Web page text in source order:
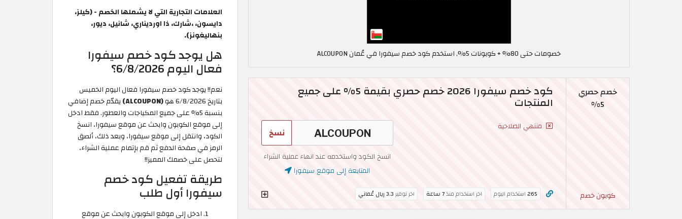
خصومات حتى 80% + كوبونات 5%, استخدم كود خصم سيفورا في عُمان ALCOUPON
خصم حصري
5%
كوبون خصم
كود خصم سيفورا 2026 خصم حصري بقيمة 5% على جميع
المنتجات
منتهي الصلاحية نسخ
انسخ الكود واستخدمه عند انهاء عملية الشراء
المتابعة إلى موقع سيفورا
265استخدام اليوم اخر استخدام منذ7 ساعة اخر توفير3.3 ريال عُماني
العلامات التجارية التي لا يشملها الخصم - (كيلز،
دايسون، ،شارك، ذا اورديناري، شانيل، ديور،
بنهاليغونز).
هل يوجد كود خصم سيفورا
فعال اليوم 6/8/2026؟
نعم!! يوجد كود خصم سيفورا فعال اليوم الخميس
بتاريخ 6/8/2026 هو
(ALCOUPON)
يقدّم خصم إضافي
بنسبة 5% على جميع المكياجات والعطور. فقط ادخل
إلى موقع الكوبون وابحث عن موقع سيفورا، انسخ
الكود، وانتقل إلى موقع سيفورا، وبعد ذلك، ألصق
الرمز في صفحة الدفع ثم قم بإتمام عملية الشراء،
لتحصل على خصمك المميز!!
طريقة تفعيل كود خصم
سيفورا أول طلب
ادخل إلى موقع الكوبون وابحث عن موقع